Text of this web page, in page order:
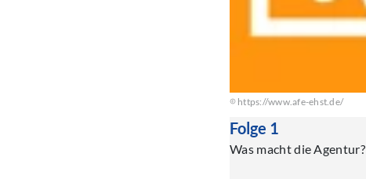
https://www.afe-ehst.de/
Folge 1
Was macht die Agentur?